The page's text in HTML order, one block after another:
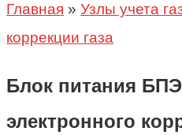
Главная » Узлы учета
коррекции газа
Блок питания
электронного